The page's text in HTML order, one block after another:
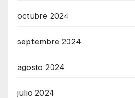
octubre 2024
septiembre 2024
agosto 2024
julio 2024